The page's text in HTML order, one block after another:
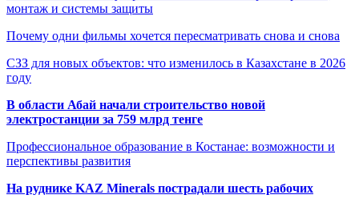
монтаж и системы защиты
Почему одни фильмы хочется пересматривать снова и снова
СЗЗ для новых объектов: что изменилось в Казахстане в 2026
году
В области Абай начали строительство новой
электростанции за 759 млрд тенге
Профессиональное образование в Костанае: возможности и
перспективы развития
На руднике KAZ Minerals пострадали шесть рабочих